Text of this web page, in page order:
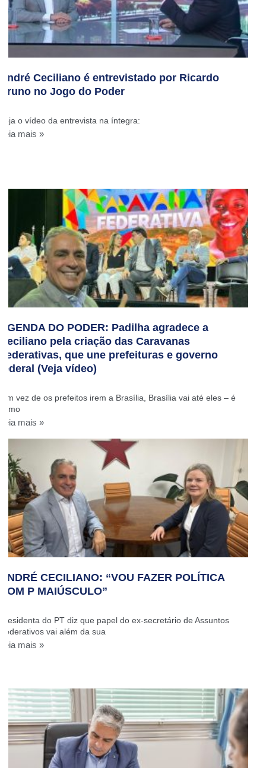
André Ceciliano é entrevistado por Ricardo
Bruno no Jogo do Poder
Veja o vídeo da entrevista na íntegra:
Leia mais »
AGENDA DO PODER: Padilha agradece a
Ceciliano pela criação das Caravanas
Federativas, que une prefeituras e governo
federal (Veja vídeo)
‘Em vez de os prefeitos irem a Brasília, Brasília vai até eles – é
como
Leia mais »
ANDRÉ CECILIANO: “VOU FAZER POLÍTICA
COM P MAIÚSCULO”
Presidenta do PT diz que papel do ex-secretário de Assuntos
Federativos vai além da sua
Leia mais »